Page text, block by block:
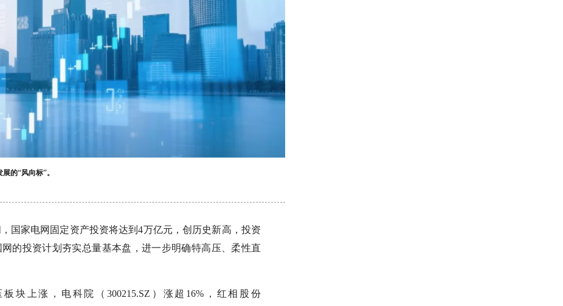
的“风向标”。
国家电网固定资产投资将达到4万亿元，创历史新高，投资
的投资计划夯实总量基本盘，进一步明确特高压、柔性直
块上涨，电科院（300215.SZ）涨超16%，红相股份